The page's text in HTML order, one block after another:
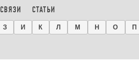
СВЯЗИ СТАТЬИ
З И К Л М Н О П